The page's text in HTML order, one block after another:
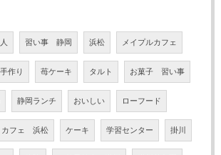
習い事 静岡 浜松 メイプルカフェ
手作り 苺ケーキ タルト お菓子 習い事
静岡ランチ おいしい ローフード
カフェ 浜松 ケーキ 学習センター 掛川